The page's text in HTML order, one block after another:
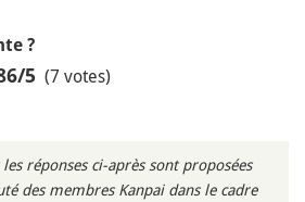
?
/5 (7 votes)
réponses ci-après sont proposées
des membres Kanpai dans le cadre